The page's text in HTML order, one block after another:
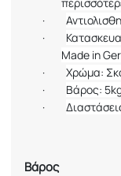
·
·
Made in
·
Χρώμα:
·
Βάρος: 5
·
Βάρος